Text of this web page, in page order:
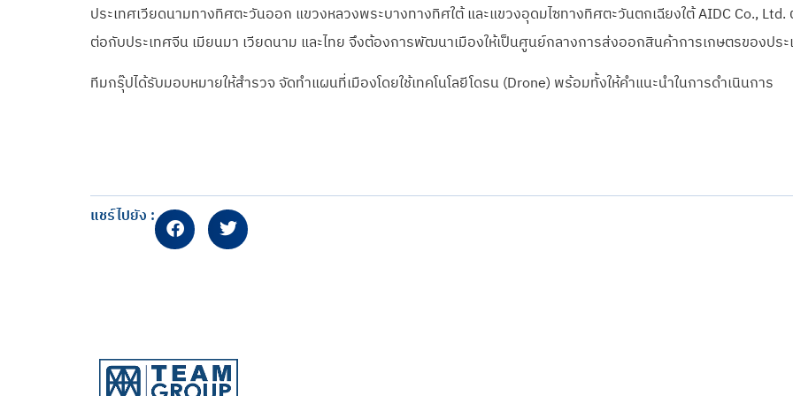
ประเทศเวียดนามทางทิศตะวันออก แขวงหลวงพระบางทางทิศใต้ และแขวงอุดมไซทางทิศตะวันตกเฉียงใต้ AIDC Co.,
ต่อกับประเทศจีน เมียนมา เวียดนาม และไทย จึงต้องการพัฒนาเมืองให้เป็นศูนย์กลางการส่งออกสินค้าการเกษตรของประ
ทีมกรุ๊ปได้รับมอบหมายให้สำรวจ จัดทำแผนที่เมืองโดยใช้เทคโนโลยีโดรน (Drone) พร้อมทั้งให้คำแนะนำในการดำเนินการ
แชร์ไปยัง :